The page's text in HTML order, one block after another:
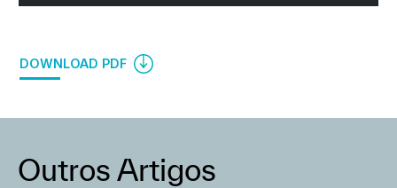
DOWNLOAD PDF
Outros Artigos